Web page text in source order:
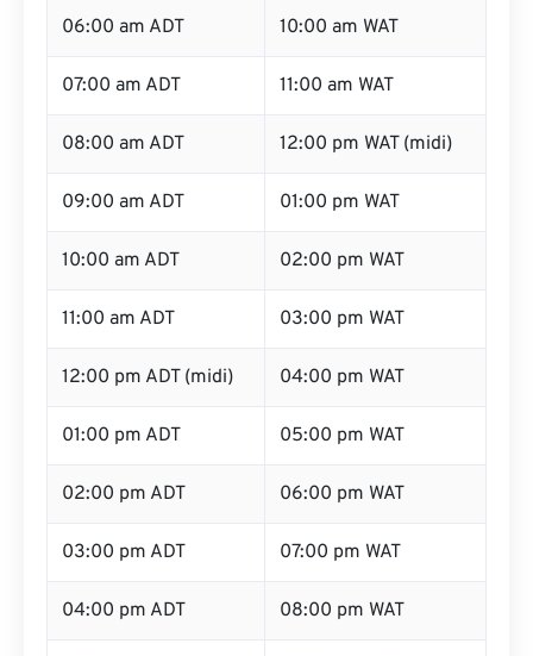
06:00 am ADT 10:00 am WAT
07:00 am ADT 11:00 am WAT
08:00 am ADT 12:00 pm WAT (midi)
09:00 am ADT 01:00 pm WAT
10:00 am ADT 02:00 pm WAT
11:00 am ADT 03:00 pm WAT
12:00 pm ADT (midi) 04:00 pm WAT
01:00 pm ADT 05:00 pm WAT
02:00 pm ADT 06:00 pm WAT
03:00 pm ADT 07:00 pm WAT
04:00 pm ADT 08:00 pm WAT